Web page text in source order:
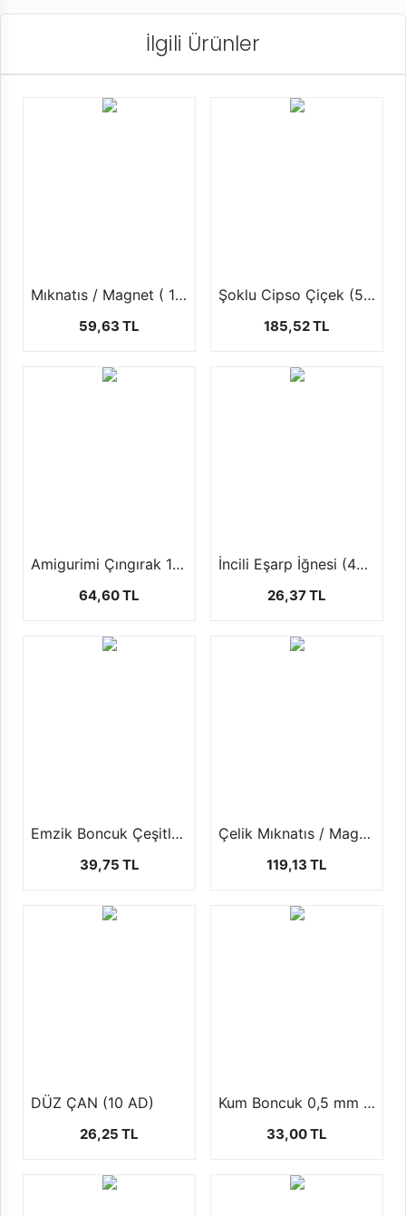
İlgili Ürünler
Mıknatıs / Magnet ( 1 Paket 70 ad )
59,63 TL
Şoklu Cipso Çiçek (50Ggr / 50 cm )
185,52 TL
Amigurimi Çıngırak 1 Paket ( 10 ad ) 2 Farklı Boyutta
64,60 TL
İncili Eşarp İğnesi (40 Adet)
26,37 TL
Emzik Boncuk Çeşitleri (1 paket-50 gr)
39,75 TL
Çelik Mıknatıs / Magnet (25 adet)
119,13 TL
DÜZ ÇAN (10 AD)
26,25 TL
Kum Boncuk 0,5 mm ( 1 paket 100 gr )
33,00 TL